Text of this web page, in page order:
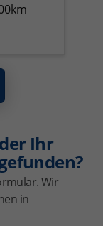
Ihr
Wir
in